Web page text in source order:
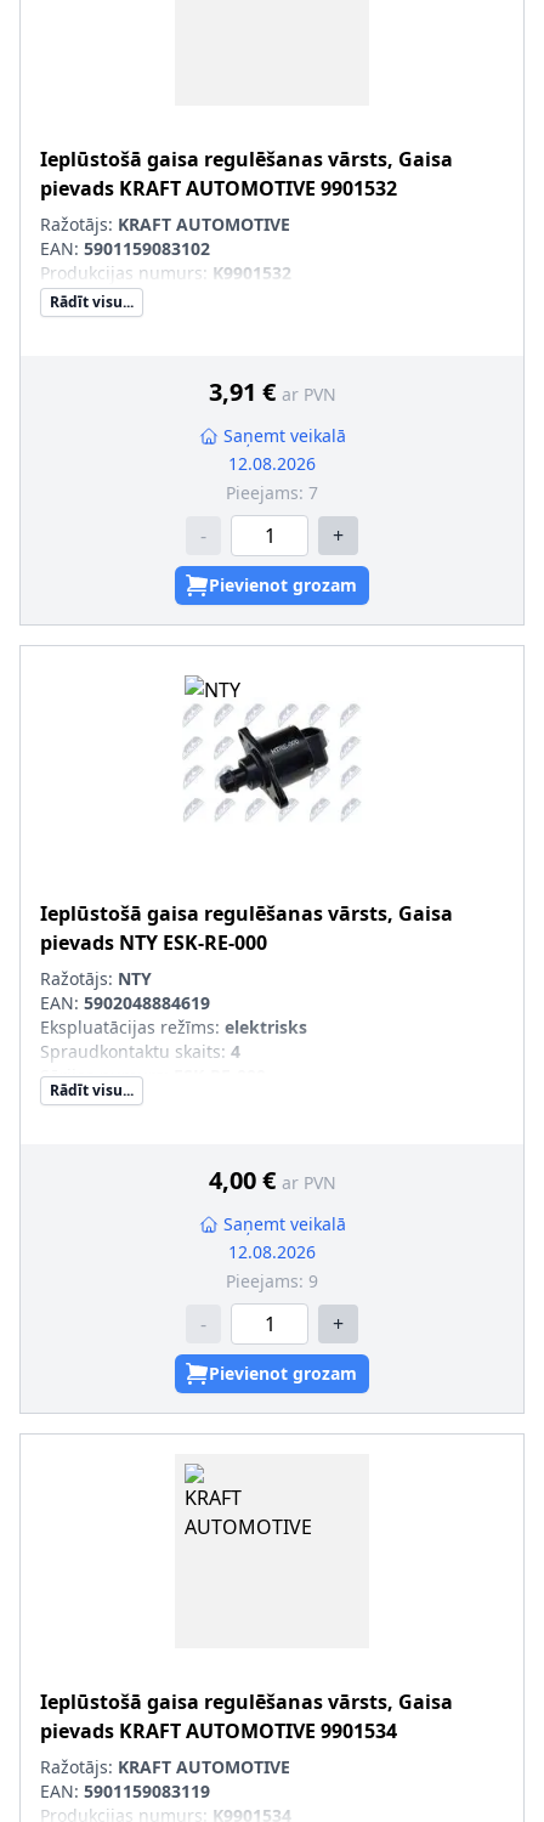
Ieplūstošā gaisa regulēšanas vārsts, Gaisa
pievads KRAFT AUTOMOTIVE 9901532
Ražotājs: KRAFT AUTOMOTIVE
EAN: 5901159083102
Produkcijas numurs: K9901532
Rādīt visu...
3,91 € ar PVN
Saņemt veikalā
12.08.2026
Pieejams: 7
- +
Pievienot grozam
Ieplūstošā gaisa regulēšanas vārsts, Gaisa
pievads NTY ESK-RE-000
Ražotājs: NTY
EAN: 5902048884619
Ekspluatācijas režīms: elektrisks
Spraudkontaktu skaits: 4
Sērijas numurs
Rādīt visu...
4,00 € ar PVN
Saņemt veikalā
12.08.2026
Pieejams: 9
- +
Pievienot grozam
Ieplūstošā gaisa regulēšanas vārsts, Gaisa
pievads KRAFT AUTOMOTIVE 9901534
Ražotājs: KRAFT AUTOMOTIVE
EAN: 5901159083119
Produkcijas numurs: K9901534